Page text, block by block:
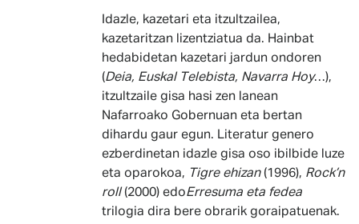
Idazle, kazetari eta itzultzailea,
kazetaritzan lizentziatua da. Hainbat
hedabidetan kazetari jardun ondoren
(Deia, Euskal Telebista, Navarra Hoy…),
itzultzaile gisa hasi zen lanean
Nafarroako Gobernuan eta bertan
dihardu gaur egun. Literatur genero
ezberdinetan idazle gisa oso ibilbide luze
eta oparokoa, Tigre ehizan(1996), Rock’n
roll(2000) edoErresuma eta fedea
trilogia dira bere obrarik goraipatuenak.